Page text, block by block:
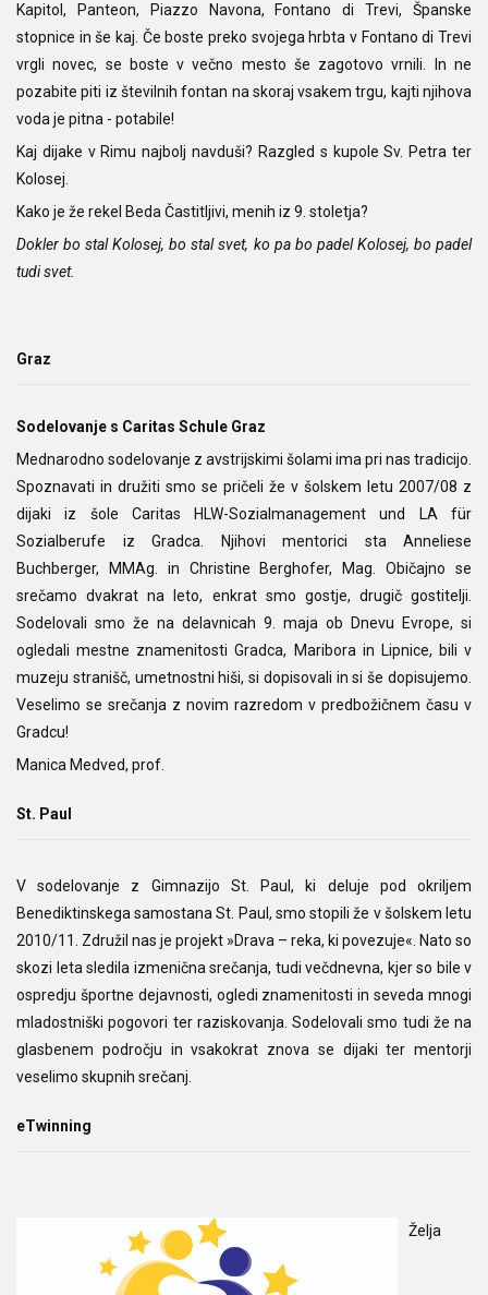
Kapitol, Panteon, Piazzo Navona, Fontano di Trevi, Španske
stopnice in še kaj. Če boste preko svojega hrbta v Fontano di Trevi
vrgli novec, se boste v večno mesto še zagotovo vrnili. In ne
pozabite piti iz številnih fontan na skoraj vsakem trgu, kajti njihova
voda je pitna - potabile!
Kaj dijake v Rimu najbolj navduši? Razgled s kupole Sv. Petra ter
Kolosej.
Kako je že rekel Beda Častitljivi, menih iz 9. stoletja?
Dokler bo stal Kolosej, bo stal svet, ko pa bo padel Kolosej, bo padel
tudi svet.
Graz
Sodelovanje s Caritas Schule Graz
Mednarodno sodelovanje z avstrijskimi šolami ima pri nas tradicijo.
Spoznavati in družiti smo se pričeli že v šolskem letu 2007/08 z
dijaki iz šole Caritas HLW-Sozialmanagement und LA für
Sozialberufe iz Gradca. Njihovi mentorici sta Anneliese
Buchberger, MMAg. in Christine Berghofer, Mag. Običajno se
srečamo dvakrat na leto, enkrat smo gostje, drugič gostitelji.
Sodelovali smo že na delavnicah 9. maja ob Dnevu Evrope, si
ogledali mestne znamenitosti Gradca, Maribora in Lipnice, bili v
muzeju stranišč, umetnostni hiši, si dopisovali in si še dopisujemo.
Veselimo se srečanja z novim razredom v predbožičnem času v
Gradcu!
Manica Medved, prof.
St. Paul
V sodelovanje z Gimnazijo St. Paul, ki deluje pod okriljem
Benediktinskega samostana St. Paul, smo stopili že v šolskem letu
2010/11. Združil nas je projekt »Drava – reka, ki povezuje«. Nato so
skozi leta sledila izmenična srečanja, tudi večdnevna, kjer so bile v
ospredju športne dejavnosti, ogledi znamenitosti in seveda mnogi
mladostniški pogovori ter raziskovanja. Sodelovali smo tudi že na
glasbenem področju in vsakokrat znova se dijaki ter mentorji
veselimo skupnih srečanj.
eTwinning
Želja